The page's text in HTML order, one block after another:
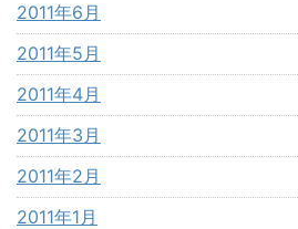
2011年6月
2011年5月
2011年4月
2011年3月
2011年2月
2011年1月